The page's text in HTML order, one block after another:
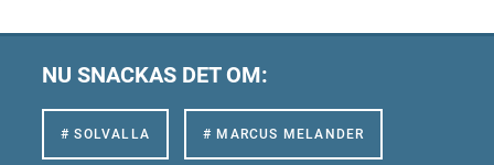
NU SNACKAS DET OM:
# SOLVALLA # MARCUS MELANDER